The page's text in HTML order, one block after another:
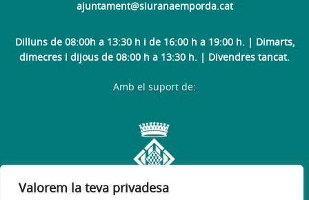
Valorem la teva privadesa
ajuntament@siuranaemporda.cat
Dilluns de 08:00h a 13:30 h i de 16:00 h a 19:00 h. | Dimarts,
dimecres i dijous de 08:00 h a 13:30 h. | Divendres tancat.
Amb el suport de: